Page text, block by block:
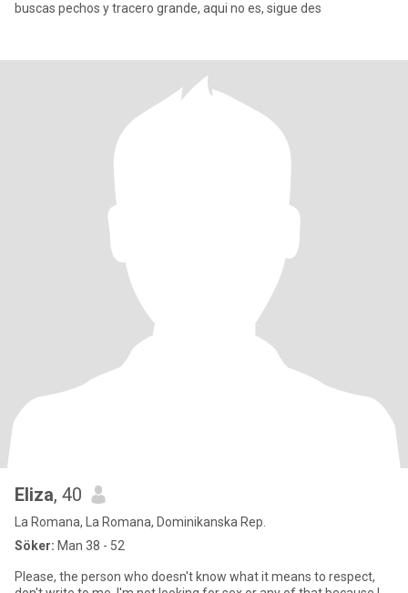
buscas pechos y tracero grande, aqui no es, sigue des
Eliza, 40
La Romana, La Romana, Dominikanska Rep.
Söker: Man 38 - 52
Please, the person who doesn't know what it means to respect,